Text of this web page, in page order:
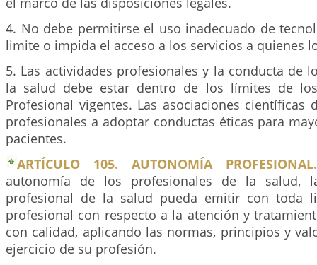
4. No debe permitirse el uso inadecuado de
limite o impida el acceso a los servicios a quienes
5. Las actividades profesionales y la conducta de
la salud debe estar dentro de los límites de
Profesional vigentes. Las asociaciones científicas
profesionales a adoptar conductas éticas para
pacientes.
ARTÍCULO 105. AUTONOMÍA PROFESIONAL.
autonomía de los profesionales de la salud,
profesional de la salud pueda emitir con toda
profesional con respecto a la atención y
con calidad, aplicando las normas, principios y
ejercicio de su profesión.